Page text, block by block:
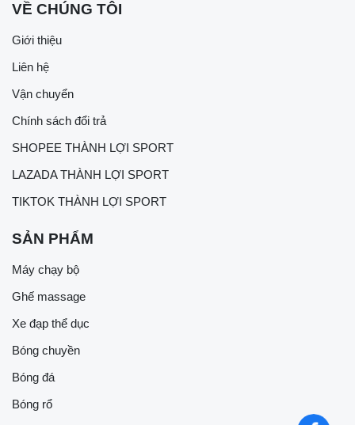
VỀ CHÚNG TÔI
Giới thiệu
Liên hệ
Vận chuyển
Chính sách đổi trả
SHOPEE THÀNH LỢI SPORT
LAZADA THÀNH LỢI SPORT
TIKTOK THÀNH LỢI SPORT
SẢN PHẨM
Máy chạy bộ
Ghế massage
Xe đạp thể dục
Bóng chuyền
Bóng đá
Bóng rổ